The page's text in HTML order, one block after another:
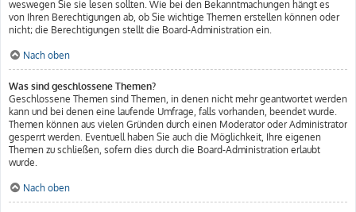
weswegen Sie sie lesen sollten. Wie bei den Bekanntmachungen hängt es
von Ihren Berechtigungen ab, ob Sie wichtige Themen erstellen können oder
nicht; die Berechtigungen stellt die Board-Administration ein.
Nach oben
Was sind geschlossene Themen?
Geschlossene Themen sind Themen, in denen nicht mehr geantwortet werden
kann und bei denen eine laufende Umfrage, falls vorhanden, beendet wurde.
Themen können aus vielen Gründen durch einen Moderator oder Administrator
gesperrt werden. Eventuell haben Sie auch die Möglichkeit, Ihre eigenen
Themen zu schließen, sofern dies durch die Board-Administration erlaubt
wurde.
Nach oben